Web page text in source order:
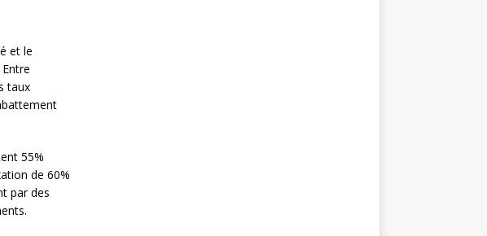
et le
taux
55%
de 60%
par des